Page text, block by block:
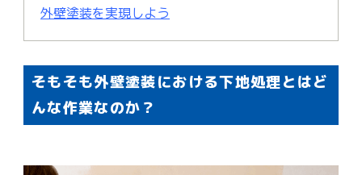
外壁塗装を実現しよう
そもそも外壁塗装における下地処理とはど
んな作業なのか？